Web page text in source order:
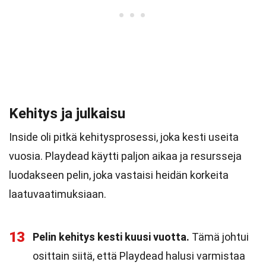
Kehitys ja julkaisu
Inside oli pitkä kehitysprosessi, joka kesti useita
vuosia. Playdead käytti paljon aikaa ja resursseja
luodakseen pelin, joka vastaisi heidän korkeita
laatuvaatimuksiaan.
13 Pelin kehitys kesti kuusi vuotta. Tämä johtui
osittain siitä, että Playdead halusi varmistaa